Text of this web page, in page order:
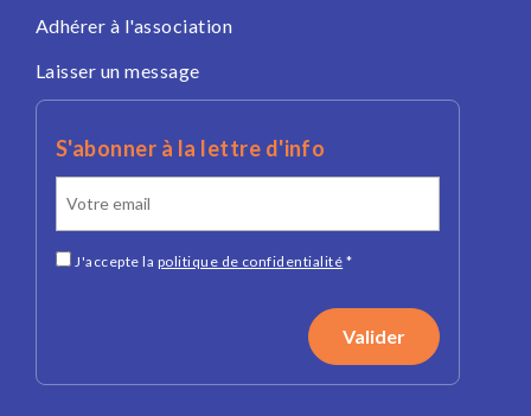
Adhérer à l'association
Laisser un message
S'abonner à la lettre d'info
J'accepte la politique de confidentialité *